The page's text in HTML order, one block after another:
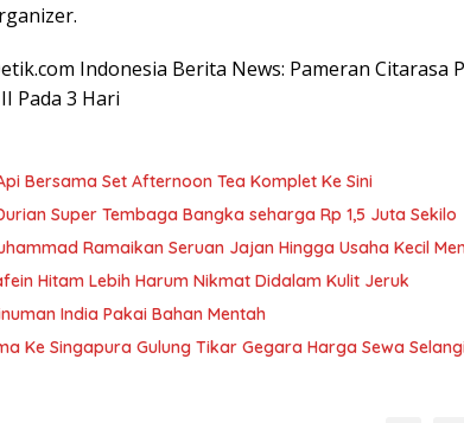
Indonesia Berita News: Pameran Citarasa
Pada 3 Hari
Bersama Set Afternoon Tea Komplet Ke Sini
Super Tembaga Bangka seharga Rp 1,5 Juta Sekilo
Ramaikan Seruan Jajan Hingga Usaha Kecil
Hitam Lebih Harum Nikmat Didalam Kulit Jeruk
India Pakai Bahan Mentah
Ke Singapura Gulung Tikar Gegara Harga Sewa